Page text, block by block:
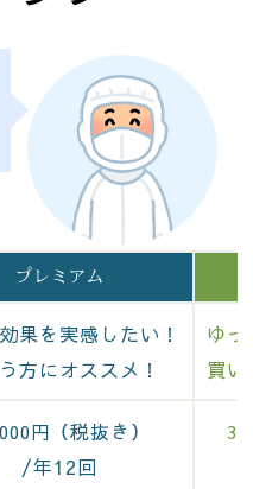
プレミアム
果を実感したい！
方にオススメ！
ゆ
買
円 （税抜き）
/年12回